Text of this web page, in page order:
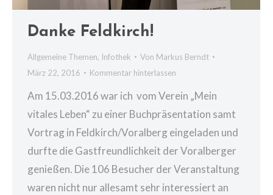
Danke Feldkirch!
Allgemeine Themen, Infothek Von Markus Berndt
März 22, 2016
Kommentar hinterlassen
Am 15.03.2016 war ich vom Verein „Mein
vitales Leben“ zu einer Buchpräsentation samt
Vortrag in Feldkirch/Voralberg eingeladen und
durfte die Gastfreundlichkeit der Voralberger
genießen. Die 106 Besucher der Veranstaltung
waren nicht nur allesamt sehr interessiert an